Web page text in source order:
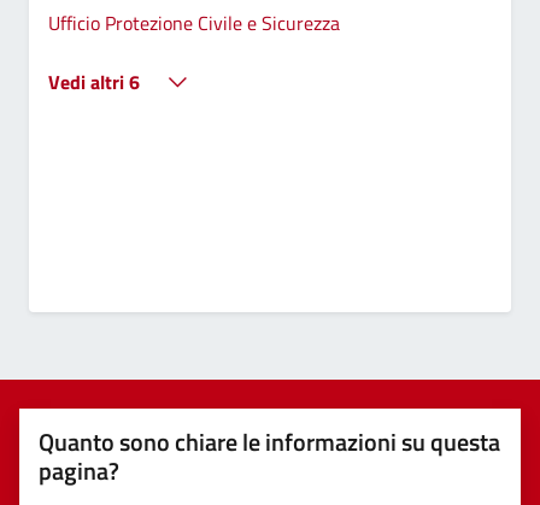
Ufficio Protezione Civile e Sicurezza
Vedi altri 6
Quanto sono chiare le informazioni su questa
pagina?